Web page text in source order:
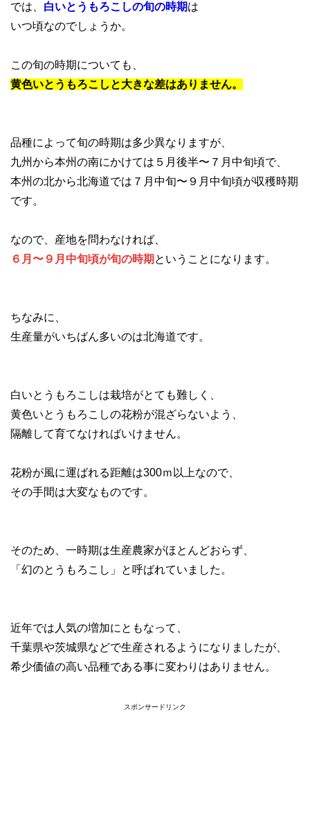
では、 白いとうもろこしの旬の時期は
いつ頃なのでしょうか。
この旬の時期についても、
黄色いとうもろこしと大きな差はありません。
品種によって旬の時期は多少異なりますが、
九州から本州の南にかけては５月後半〜７月中旬頃で、
本州の北から北海道では７月中旬〜９月中旬頃が収穫時期
です。
なので、産地を問わなければ、
６月〜９月中旬頃が旬の時期 ということになります。
ちなみに、
生産量がいちばん多いのは北海道です。
白いとうもろこしは栽培がとても難しく、
黄色いとうもろこしの花粉が混ざらないよう、
隔離して育てなければいけません。
花粉が風に運ばれる距離は300ｍ以上なので、
その手間は大変なものです。
そのため、一時期は生産農家がほとんどおらず、
「幻のとうもろこし」と呼ばれていました。
近年では人気の増加にともなって、
千葉県や茨城県などで生産されるようになりましたが、
希少価値の高い品種である事に変わりはありません。
スポンサードリンク